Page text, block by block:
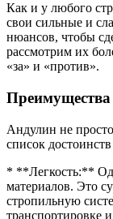
Как и у любого
свои сильные и
нюансов, чтобы
рассмотрим их
«за» и «против».
Андулин не
список
* **Легкость:**
материалов. Это
стропильную
транспортировке